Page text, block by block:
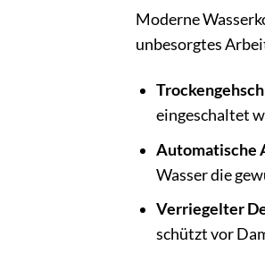
Moderne
unbesorgtes
eingeschaltet
Automatische
Wasser die
Verriegelter
schützt vor